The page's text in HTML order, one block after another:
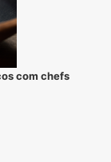
com chefs